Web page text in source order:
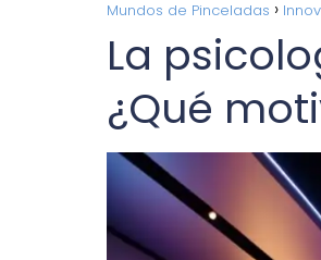
Mundos de Pinceladas
La
¿Qué